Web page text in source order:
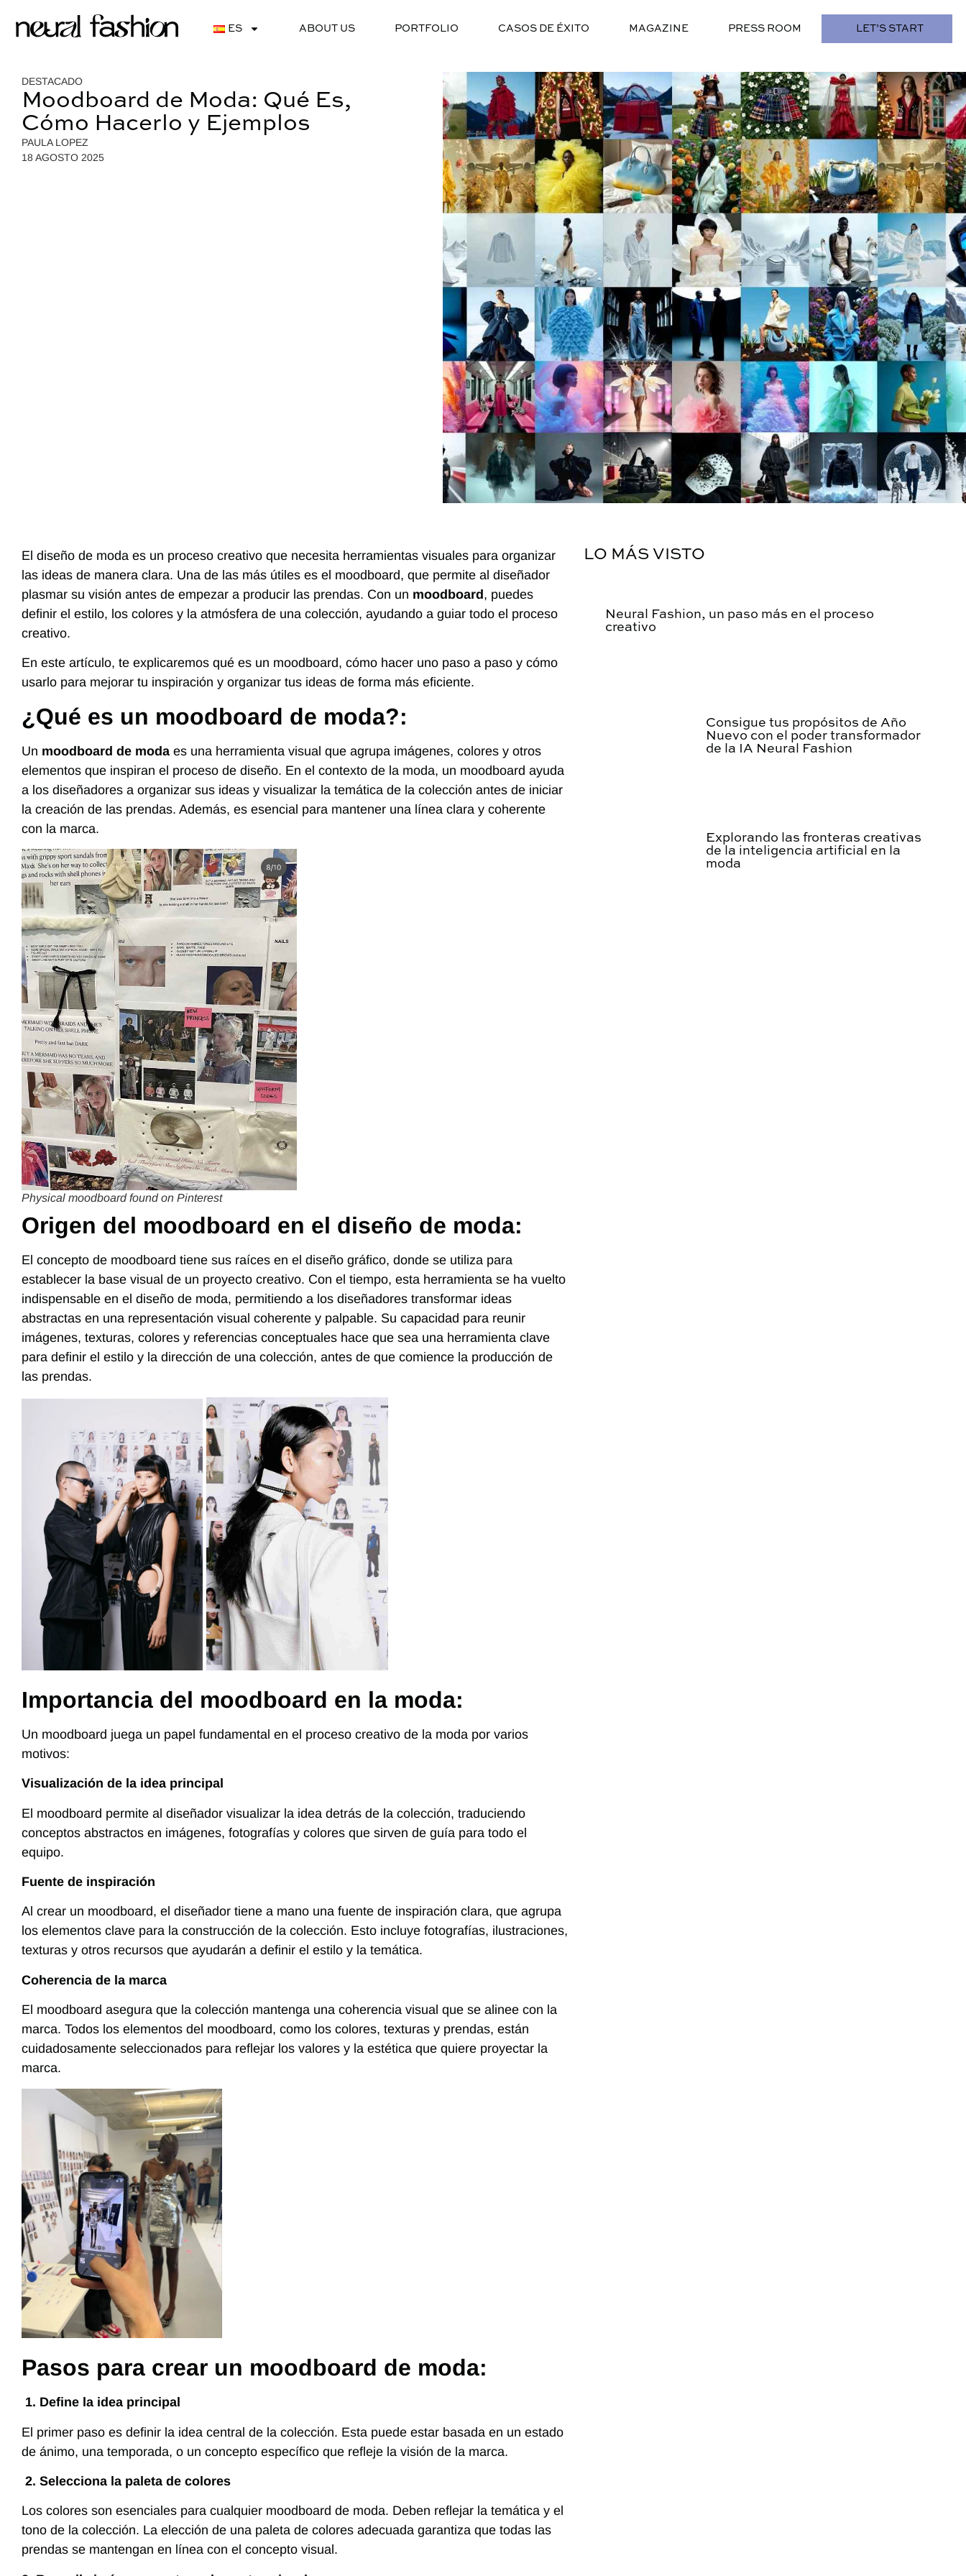
ES ABOUT US PORTFOLIO CASOS DE ÉXITO MAGAZINE PRESS ROOM LET’S START
DESTACADO
Moodboard de Moda: Qué Es,
Cómo Hacerlo y Ejemplos
PAULA LOPEZ
18 AGOSTO 2025
El diseño de moda es un proceso creativo que necesita herramientas visuales para organizar
las ideas de manera clara. Una de las más útiles es el moodboard, que permite al diseñador
plasmar su visión antes de empezar a producir las prendas. Con un moodboard , puedes
definir el estilo, los colores y la atmósfera de una colección, ayudando a guiar todo el proceso
creativo.
En este artículo, te explicaremos qué es un moodboard, cómo hacer uno paso a paso y cómo
usarlo para mejorar tu inspiración y organizar tus ideas de forma más eficiente.
¿Qué es un moodboard de moda?:
Un moodboard de moda es una herramienta visual que agrupa imágenes, colores y otros
elementos que inspiran el proceso de diseño. En el contexto de la moda, un moodboard ayuda
a los diseñadores a organizar sus ideas y visualizar la temática de la colección antes de iniciar
la creación de las prendas. Además, es esencial para mantener una línea clara y coherente
con la marca.
Physical moodboard found on Pinterest
Origen del moodboard en el diseño de moda:
El concepto de moodboard tiene sus raíces en el diseño gráfico, donde se utiliza para
establecer la base visual de un proyecto creativo. Con el tiempo, esta herramienta se ha vuelto
indispensable en el diseño de moda, permitiendo a los diseñadores transformar ideas
abstractas en una representación visual coherente y palpable. Su capacidad para reunir
imágenes, texturas, colores y referencias conceptuales hace que sea una herramienta clave
para definir el estilo y la dirección de una colección, antes de que comience la producción de
las prendas.
Importancia del moodboard en la moda:
Un moodboard juega un papel fundamental en el proceso creativo de la moda por varios
motivos:
Visualización de la idea principal
El moodboard permite al diseñador visualizar la idea detrás de la colección, traduciendo
conceptos abstractos en imágenes, fotografías y colores que sirven de guía para todo el
equipo.
Fuente de inspiración
Al crear un moodboard, el diseñador tiene a mano una fuente de inspiración clara, que agrupa
los elementos clave para la construcción de la colección. Esto incluye fotografías, ilustraciones,
texturas y otros recursos que ayudarán a definir el estilo y la temática.
Coherencia de la marca
El moodboard asegura que la colección mantenga una coherencia visual que se alinee con la
marca. Todos los elementos del moodboard, como los colores, texturas y prendas, están
cuidadosamente seleccionados para reflejar los valores y la estética que quiere proyectar la
marca.
Pasos para crear un moodboard de moda:
1. Define la idea principal
El primer paso es definir la idea central de la colección. Esta puede estar basada en un estado
de ánimo, una temporada, o un concepto específico que refleje la visión de la marca.
2. Selecciona la paleta de colores
Los colores son esenciales para cualquier moodboard de moda. Deben reflejar la temática y el
tono de la colección. La elección de una paleta de colores adecuada garantiza que todas las
prendas se mantengan en línea con el concepto visual.
LO MÁS VISTO
Neural Fashion, un paso más en el proceso
creativo
Consigue tus propósitos de Año
Nuevo con el poder transformador
de la IA Neural Fashion
Explorando las fronteras creativas
de la inteligencia artificial en la
moda